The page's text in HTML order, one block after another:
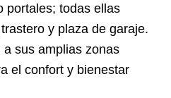
portales; todas ellas
y plaza de garaje.
sus amplias zonas
el confort y bienestar